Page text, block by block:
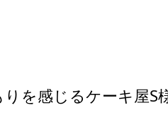
りを感じるケーキ屋S